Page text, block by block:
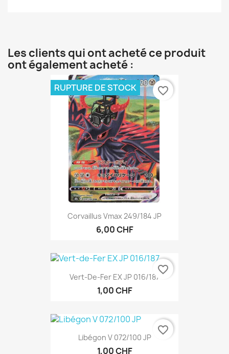
Les clients qui ont acheté ce produit
ont également acheté :
Corvaillus Vmax 249/184 JP
6,00 CHF
RUPTURE DE STOCK favorite_border
Vert-De-Fer EX JP 016/187
1,00 CHF
favorite_border
Libégon V 072/100 JP
1,00 CHF
favorite_border